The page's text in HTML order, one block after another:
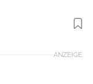
Foto: iStockphoto
ANZEIGE